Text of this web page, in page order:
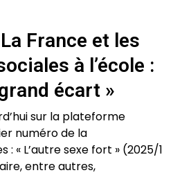
France et les
à l’école :
écart »
sur la plateforme
numéro de la
: « L’autre sexe fort » (2025/1
entre autres,